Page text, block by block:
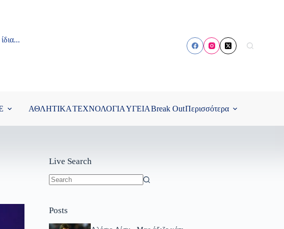
ΑΘΛΗΤΙΚΑΤΕΧΝΟΛΟΓΙΑΥΓΕΙΑBreak OutΠερισσότερα
Live Search
Posts